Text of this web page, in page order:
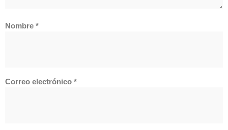
Nombre *
Correo electrónico *